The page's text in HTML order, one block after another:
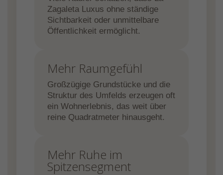
Zagaleta Luxus ohne ständige
Sichtbarkeit oder unmittelbare
Öffentlichkeit ermöglicht.
Mehr Raumgefühl
Großzügige Grundstücke und die
Struktur des Umfelds erzeugen oft
ein Wohnerlebnis, das weit über
reine Quadratmeter hinausgeht.
Mehr Ruhe im
Spitzensegment